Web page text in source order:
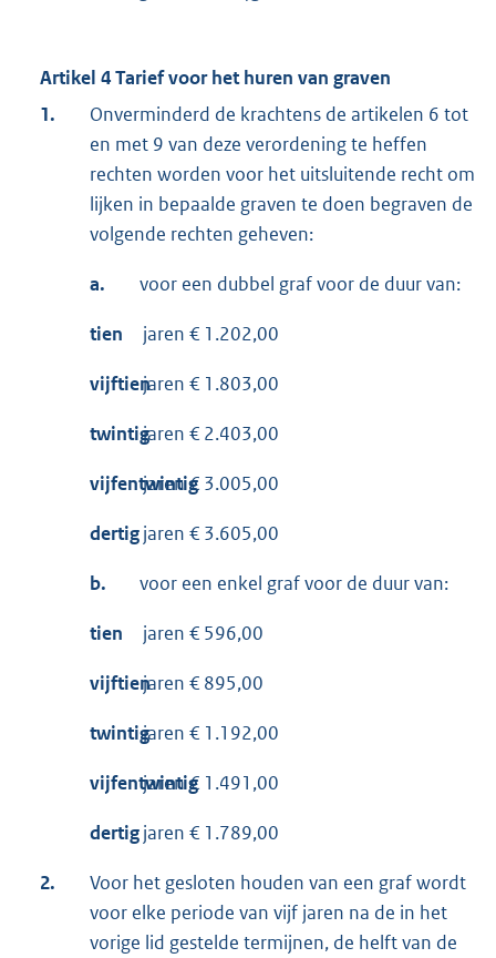
Artikel 4 Tarief voor het huren van graven
1.
Onverminderd de krachtens de artikelen 6 tot
en met 9 van deze verordening te heffen
rechten worden voor het uitsluitende recht om
lijken in bepaalde graven te doen begraven de
volgende rechten geheven:
a. voor een dubbel graf voor de duur van:
tien jaren € 1.202,00
vijftienjaren € 1.803,00
twintigjaren € 2.403,00
vijfentwintig
jaren € 3.005,00
dertigjaren € 3.605,00
b. voor een enkel graf voor de duur van:
tien jaren € 596,00
vijftienjaren € 895,00
twintigjaren € 1.192,00
vijfentwintig
jaren € 1.491,00
dertigjaren € 1.789,00
2.
Voor het gesloten houden van een graf wordt
voor elke periode van vijf jaren na de in het
vorige lid gestelde termijnen, de helft van de